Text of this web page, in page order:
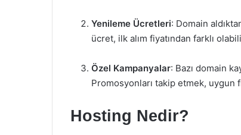
Yenileme Ücretleri: Domain
ücret, ilk alım fiyatından farklı
Özel Kampanyalar: Bazı domain
Promosyonları takip etmek, uygun
Hosting Nedir?